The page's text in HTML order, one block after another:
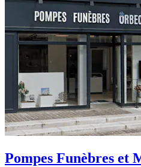
Pompes Funèbres et